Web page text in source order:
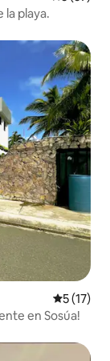
la playa.
5 (17)
en Sosúa!